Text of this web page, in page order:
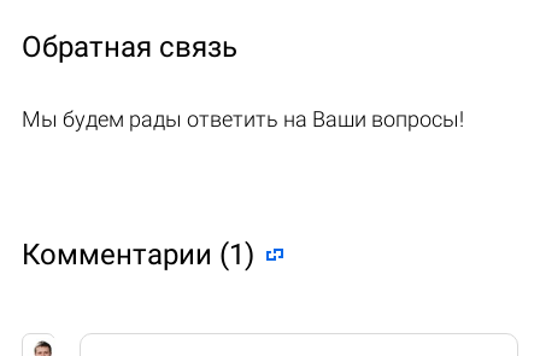
Обратная связь
Мы будем рады ответить на Ваши вопросы!
Комментарии (1)